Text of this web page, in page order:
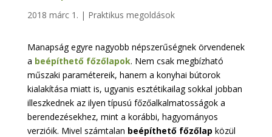
2018 márc 1. | Praktikus megoldások
Manapság egyre nagyobb népszerűségnek örvendenek
a beépíthető főzőlapok. Nem csak megbízható
műszaki paramétereik, hanem a konyhai bútorok
kialakítása miatt is, ugyanis esztétikailag sokkal jobban
illeszkednek az ilyen típusú főzőalkalmatosságok a
berendezésekhez, mint a korábbi, hagyományos
verzióik. Mivel számtalan beépíthető főzőlap közül